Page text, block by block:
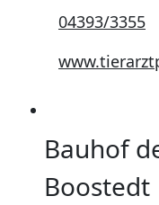
04393/3355
Bauhof
Boostedt